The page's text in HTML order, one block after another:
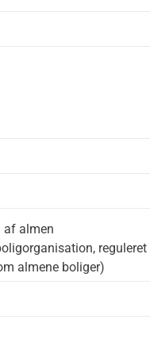
af almen
reguleret
almene boliger)